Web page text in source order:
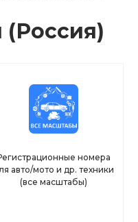
номера
авто/мото и др. техники
(все масштабы)